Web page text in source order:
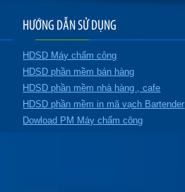
HƯỚNG DẪN SỬ DỤNG
HDSD Máy chấm công
HDSD phần mềm bán hàng
HDSD phần mềm nhà hàng , cafe
HDSD phần mềm in mã vạch Bartender
Dowload PM Máy chấm công